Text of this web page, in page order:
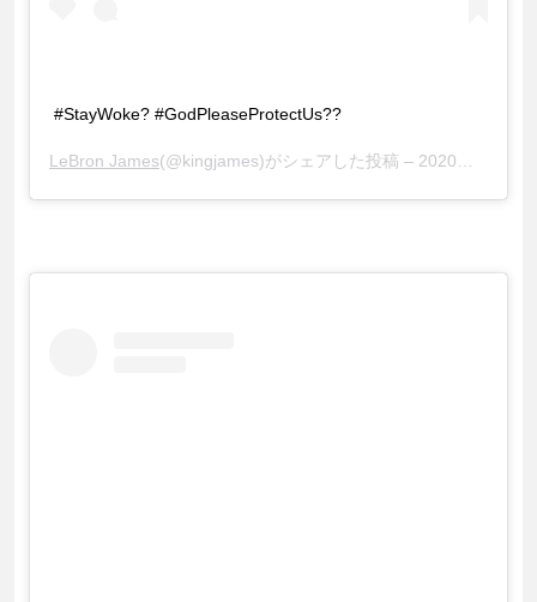
#StayWoke? #GodPleaseProtectUs??
LeBron James(@kingjames)がシェアした投稿 – 2020年 5月月27日午後2時25分PDT